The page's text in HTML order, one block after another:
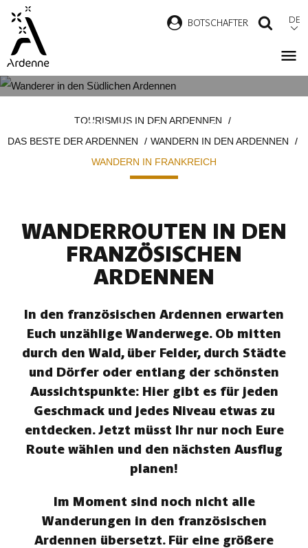
Direkt
zum
Inhalt
BOTSCHAFTER DE
FRANZÖSISCHEN ARDENNEN
TOURISMUS IN DEN ARDENNEN
DAS BESTE DER ARDENNEN
WANDERN IN DEN ARDENNEN
WANDERN IN FRANKREICH
WANDERROUTEN IN DEN
FRANZÖSISCHEN
ARDENNEN
In den französischen Ardennen erwarten
Euch unzählige Wanderwege. Ob mitten
durch den Wald, über Felder, durch Städte
und Dörfer oder entlang der schönsten
Aussichtspunkte: Hier gibt es für jeden
Geschmack und jedes Niveau etwas zu
entdecken. Jetzt müsst Ihr nur noch Eure
Route wählen und den nächsten Ausflug
planen!
Im Moment sind noch nicht alle
Wanderungen in den französischen
Ardennen übersetzt. Für eine größere